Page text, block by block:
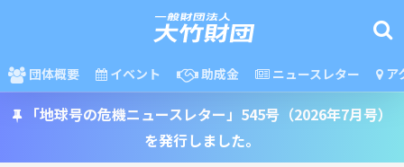
団体概要 イベント 助成金 ニュースレター ア
「地球号の危機ニュースレター」545号（2026年7月号）
を発行しました。